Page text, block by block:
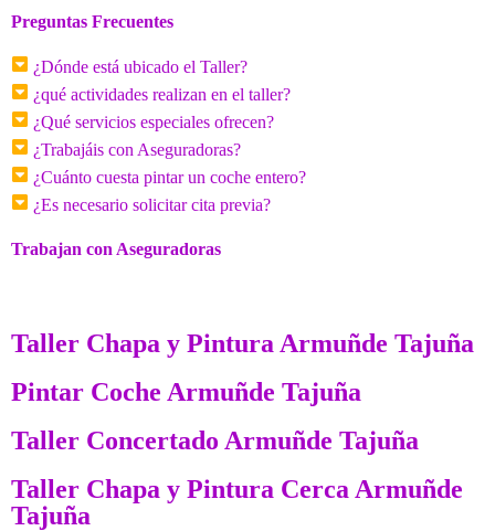
Preguntas Frecuentes
¿Dónde está ubicado el Taller?
¿qué actividades realizan en el taller?
¿Qué servicios especiales ofrecen?
¿Trabajáis con Aseguradoras?
¿Cuánto cuesta pintar un coche entero?
¿Es necesario solicitar cita previa?
Trabajan con Aseguradoras
Taller Chapa y Pintura Armuñde Tajuña
Pintar Coche Armuñde Tajuña
Taller Concertado Armuñde Tajuña
Taller Chapa y Pintura Cerca Armuñde
Tajuña